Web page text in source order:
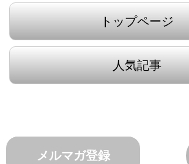
トップページ
人気記事
メルマガ登録